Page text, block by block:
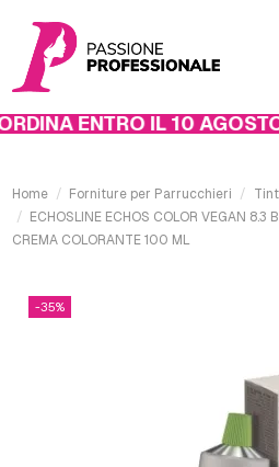
ENTRO IL 10 AGOSTO
Home Forniture per Parrucchieri
ECHOSLINE ECHOS COLOR VEGAN 8.3
CREMA COLORANTE 100 ML
-35%